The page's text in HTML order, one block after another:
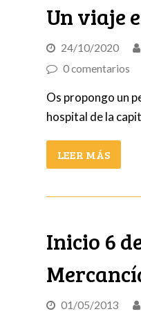
Un viaje
24/10/2020
0 comentarios
Os propongo un
hospital de la
LEER MÁS
Inicio 6
01/05/2013